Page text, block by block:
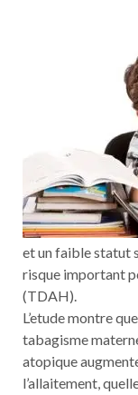
et un faible statut
risque important
(TDAH).
L’etude montre
tabagisme
atopique
l’allaitement,